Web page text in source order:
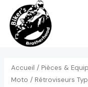
contenu
P
r
i
m
i
Accueil /Pièces &
Moto / Rétroviseurs